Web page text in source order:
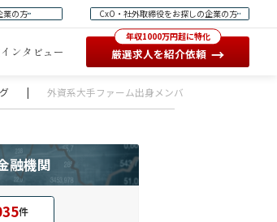
業の方 CxO・社外取締役をお探しの企業の方
ンタビュー
年収1000万円超に特化
厳選求人を紹介依頼 →
| 外資系大手ファーム出身メンバー立ち上げたファ
融機関
件